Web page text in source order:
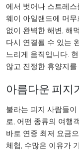
에서 벗어나 스트레
웨이 아일랜드에 머
없이 완벽한 해변, 해
다시 연결될 수 있는
느리게 움직입니다.
않고 진정한 휴양지
아름다운 피지
불라는 피지 사람들
로, 어떤 종류의 여행
바로 연중 최저 요금
체험, 수많은 이유가